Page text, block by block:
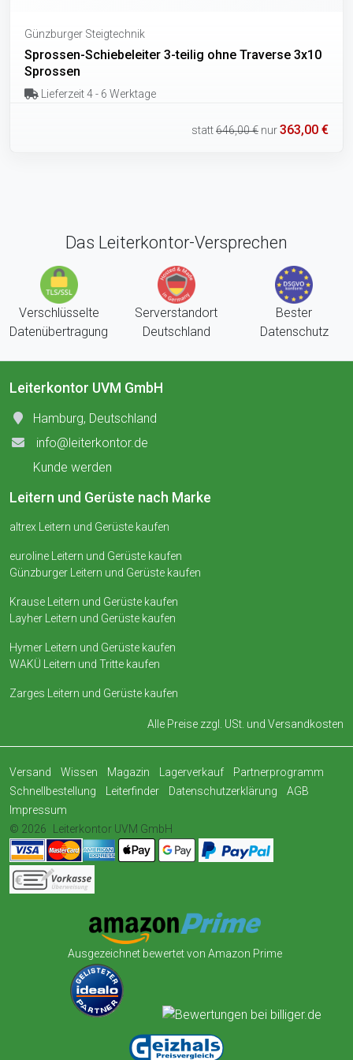
Günzburger Steigtechnik
Sprossen-Schiebeleiter 3-teilig ohne Traverse 3x10
Sprossen
Lieferzeit 4 - 6 Werktage
statt646,00 € nur363,00 €
Das Leiterkontor-Versprechen
Verschlüsselte
Datenübertragung
Serverstandort
Deutschland
Bester
Datenschutz
Leiterkontor UVM GmbH
Hamburg, Deutschland
info@leiterkontor.de
Kunde werden
Leitern und Gerüste nach Marke
altrex Leitern und Gerüste kaufen
euroline Leitern und Gerüste kaufen
Günzburger Leitern und Gerüste kaufen
Krause Leitern und Gerüste kaufen
Layher Leitern und Gerüste kaufen
Hymer Leitern und Gerüste kaufen
WAKÜ Leitern und Tritte kaufen
Zarges Leitern und Gerüste kaufen
Alle Preise zzgl. USt. und Versandkosten
Versand Wissen Magazin Lagerverkauf
Partnerprogramm
Schnellbestellung
Leiterfinder Datenschutzerklärung
AGB
Impressum
© 2026
Leiterkontor UVM GmbH
Ausgezeichnet bewertet von Amazon Prime